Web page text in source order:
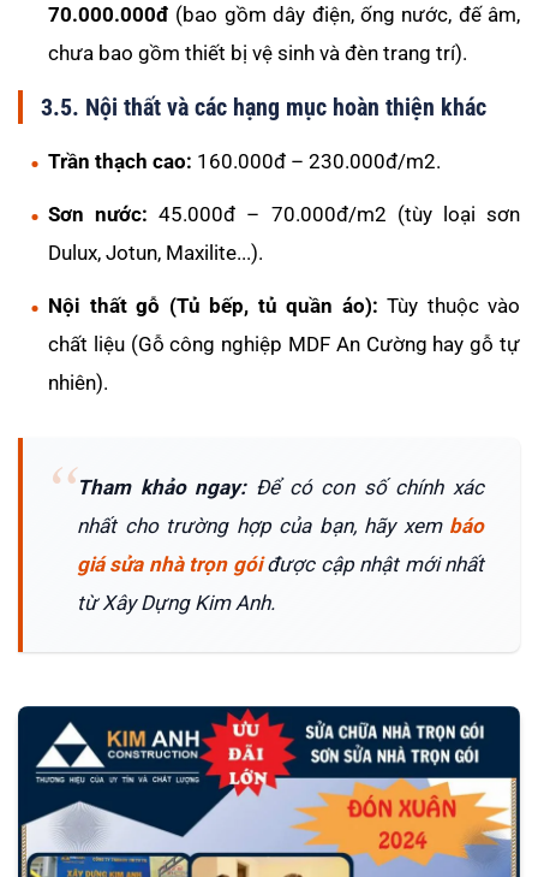
70.000.000đ (bao gồm dây điện, ống nước, đế âm,
chưa bao gồm thiết bị vệ sinh và đèn trang trí).
3.5. Nội thất và các hạng mục hoàn thiện khác
Trần thạch cao: 160.000đ – 230.000đ/m2.
Sơn nước: 45.000đ – 70.000đ/m2 (tùy loại sơn
Dulux, Jotun, Maxilite...).
Nội thất gỗ (Tủ bếp, tủ quần áo): Tùy thuộc vào
chất liệu (Gỗ công nghiệp MDF An Cường hay gỗ tự
nhiên).
Tham khảo ngay:Để có con số chính xác
nhất cho trường hợp của bạn, hãy xem báo
giá sửa nhà trọn góiđược cập nhật mới nhất
từ Xây Dựng Kim Anh.